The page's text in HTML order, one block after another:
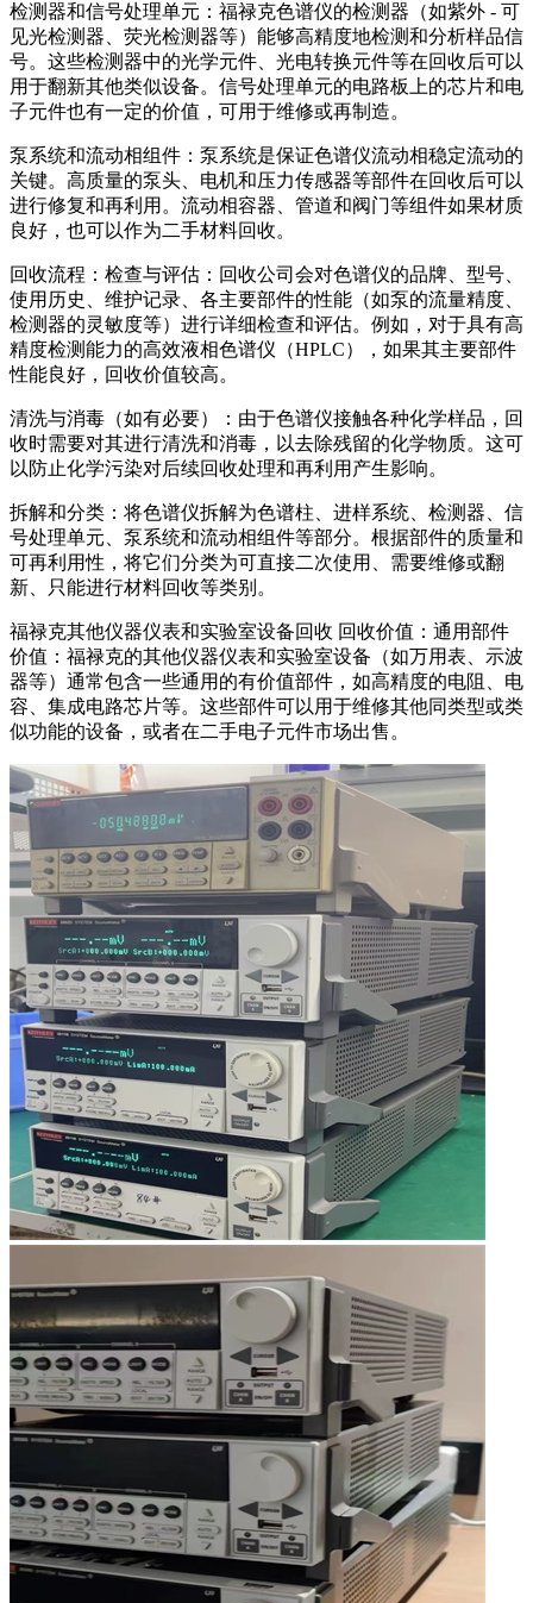
检测器和信号处理单元：福禄克色谱仪的检测器（如紫外 - 可
见光检测器、荧光检测器等）能够高精度地检测和分析样品信
号。这些检测器中的光学元件、光电转换元件等在回收后可以
用于翻新其他类似设备。信号处理单元的电路板上的芯片和电
子元件也有一定的价值，可用于维修或再制造。
泵系统和流动相组件：泵系统是保证色谱仪流动相稳定流动的
关键。高质量的泵头、电机和压力传感器等部件在回收后可以
进行修复和再利用。流动相容器、管道和阀门等组件如果材质
良好，也可以作为二手材料回收。
回收流程：检查与评估：回收公司会对色谱仪的品牌、型号、
使用历史、维护记录、各主要部件的性能（如泵的流量精度、
检测器的灵敏度等）进行详细检查和评估。例如，对于具有高
精度检测能力的高效液相色谱仪（HPLC），如果其主要部件
性能良好，回收价值较高。
清洗与消毒（如有必要）：由于色谱仪接触各种化学样品，回
收时需要对其进行清洗和消毒，以去除残留的化学物质。这可
以防止化学污染对后续回收处理和再利用产生影响。
拆解和分类：将色谱仪拆解为色谱柱、进样系统、检测器、信
号处理单元、泵系统和流动相组件等部分。根据部件的质量和
可再利用性，将它们分类为可直接二次使用、需要维修或翻
新、只能进行材料回收等类别。
福禄克其他仪器仪表和实验室设备回收 回收价值：通用部件
价值：福禄克的其他仪器仪表和实验室设备（如万用表、示波
器等）通常包含一些通用的有价值部件，如高精度的电阻、电
容、集成电路芯片等。这些部件可以用于维修其他同类型或类
似功能的设备，或者在二手电子元件市场出售。